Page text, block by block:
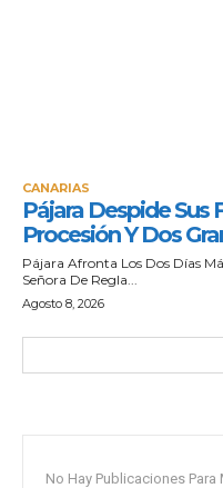
CANARIAS
Pájara Despide Sus
Procesión Y Dos
Pájara Afronta Los Dos Días
Señora De Regla...
Agosto 8, 2026
No Hay Publicaciones Para